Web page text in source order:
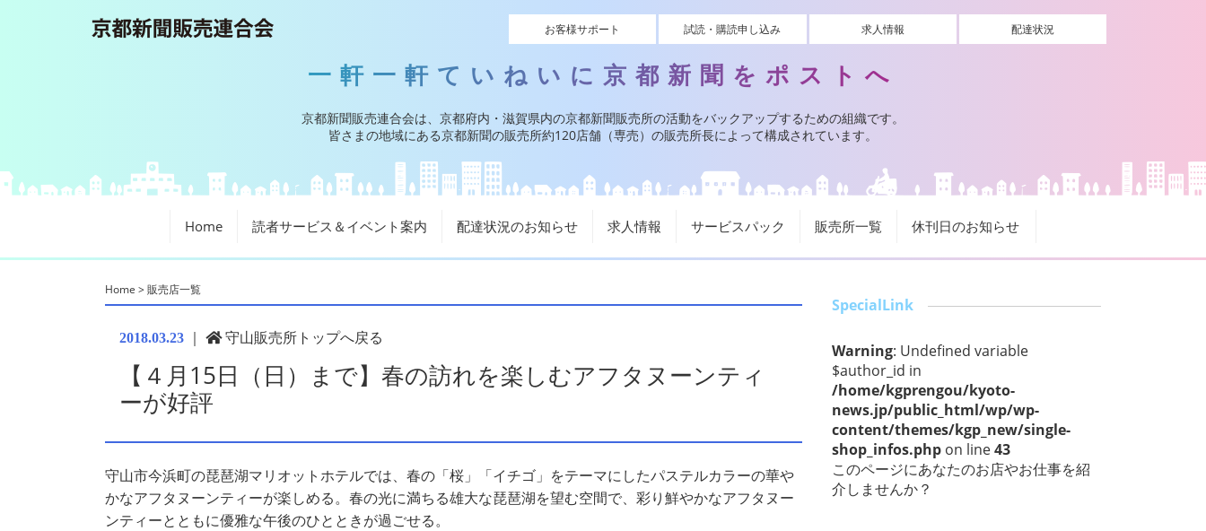
お客様サポート 試読・購読申し込み 求人情報 配達状況
一軒一軒ていねいに京都新聞をポストへ
京都新聞販売連合会は、京都府内・滋賀県内の京都新聞販売所の活動をバックアップするための組織です。
皆さまの地域にある京都新聞の販売所約120店舗（専売）の販売所長によって構成されています。
Home 読者サービス＆イベント案内 配達状況のお知らせ 求人情報 サービスパック 販売所一覧 休刊日のお知らせ
Home >販売店一覧
2018.03.23 ｜ 守山販売所トップへ戻る
【４月15日（日）まで】春の訪れを楽しむアフタヌーンティ
ーが好評
守山市今浜町の琵琶湖マリオットホテルでは、春の「桜」「イチゴ」をテーマにしたパステルカラーの華や
かなアフタヌーンティーが楽しめる。春の光に満ちる雄大な琵琶湖を望む空間で、彩り鮮やかなアフタヌー
ンティーとともに優雅な午後のひとときが過ごせる。
SpecialLink
Warning: Undefined variable
$author_id in
/home/kgprengou/kyoto-
news.jp/public_html/wp/wp-
content/themes/kgp_new/single-
shop_infos.php on line43
このページにあなたのお店やお仕事を紹
介しませんか？